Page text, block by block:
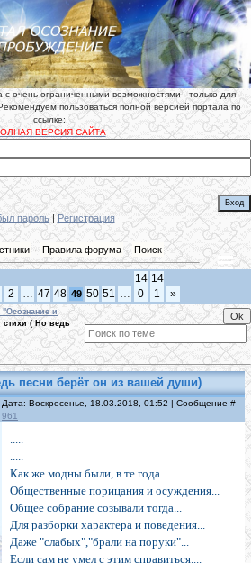
очень ограниченными возможностями - только для
пользоваться полной версией портала по
ссылке:
ВЕРСИЯ САЙТА
пароль| Регистрация
· Правила форума · Поиск·
2 … 47 48 49 50 51 …
14
0
14
1
»
и
стихи ( Но ведь
песни берёт он из вашей души)
Дата: Воскресенье, 18.03.2018, 01:52 | Сообщение #
961
.....
.....
Как же модны были, в те года...
Общественные порицания и осуждения...
Общее собрание созывали тогда...
Для разборки характера и поведения...
Даже "слабых","брали на поруки"...
Если сам не умел с этим справиться....